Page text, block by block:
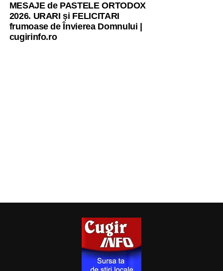
MESAJE de PASTELE ORTODOX
2026. URARI și FELICITARI
frumoase de Învierea Domnului |
cugirinfo.ro